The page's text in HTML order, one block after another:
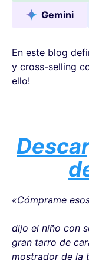
Gemini
En este blog
y cross-selling
ello!
«Cómprame
dijo el niño con
gran tarro de
mostrador de la